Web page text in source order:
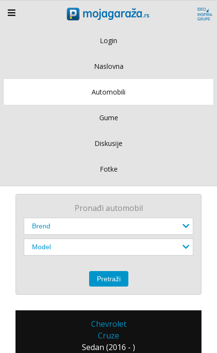
Login
Naslovna
Automobili
Gume
Diskusije
Fotke
Pronađi automobil
Chevrolet
Cruze
Sedan (2016 - )